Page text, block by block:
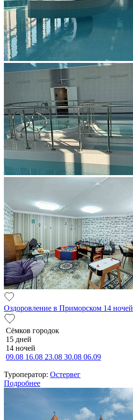
Оздоровление в Приморском 14 ночей
Сёмков городок
15 дней
14 ночей
09.08 16.08 23.08 30.08 06.09
Туроператор: Остервег
Подробнее